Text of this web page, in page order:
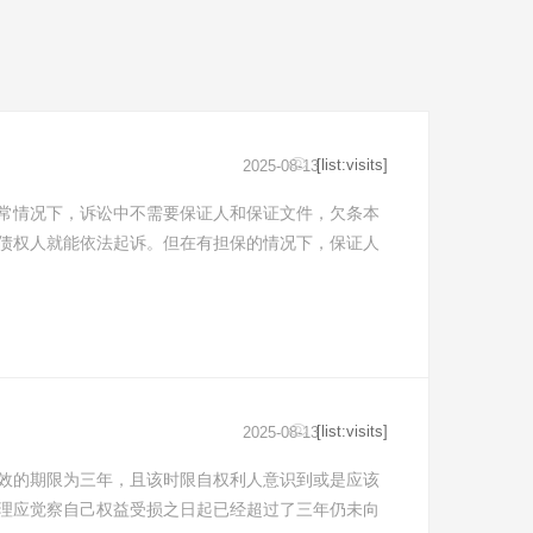
情况下，诉讼中不需要保证人和保证文件，欠条本
人就能依法起诉。但在有担保的情况下，保证人
2025-08-13[list:visits]
的期限为三年，且该时限自权利人意识到或是应该
觉察自己权益受损之日起已经超过了三年仍未向
2025-08-13[list:visits]